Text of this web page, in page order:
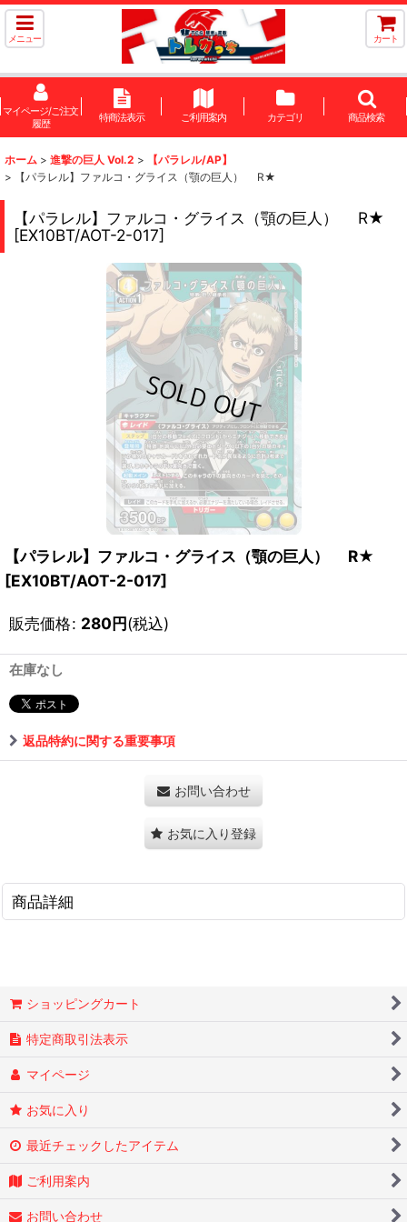
メニュー カート
マイページ/ご注文
履歴
特商法表示 ご利用案内 カテゴリ 商品検索
ホーム > 進撃の巨人 Vol.2 >
【パラレル/AP】
>
【パラレル】ファルコ・グライス（顎の巨人） R★
【パラレル】ファルコ・グライス（顎の巨人） R★
[EX10BT/AOT-2-017]
【パラレル】ファルコ・グライス（顎の巨人） R★
[EX10BT/AOT-2-017]
販売価格: 280円(税込)
在庫なし
返品特約に関する重要事項
お問い合わせ
お気に入り登録
商品詳細
ショッピングカート
特定商取引法表示
マイページ
お気に入り
最近チェックしたアイテム
ご利用案内
お問い合わせ